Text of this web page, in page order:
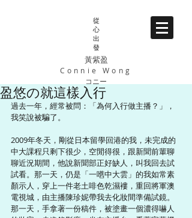
從
心
出
發
黃紫盈
Connie Wong
コニー
盈悠の就這樣入行
過去一年，經常被問：「為何入行做主播？」，
我笑說被騙了。
2009年冬天，剛從日本留學回港的我，未完成的
中大課程只剩下很少，空閒得很，跟新聞前輩聊
聊近況期間，他說新聞部正好缺人，叫我回去試
試看。那一天，仍是「一嚿中大雲」的我如常素
顏示人，穿上一件老土啡色乾濕褸，重回將軍澳
電視城，由主播陳珍妮帶我去化妝間準備試鏡。
那一天，手拿著一份稿件，被塗畫一個濃得嚇人